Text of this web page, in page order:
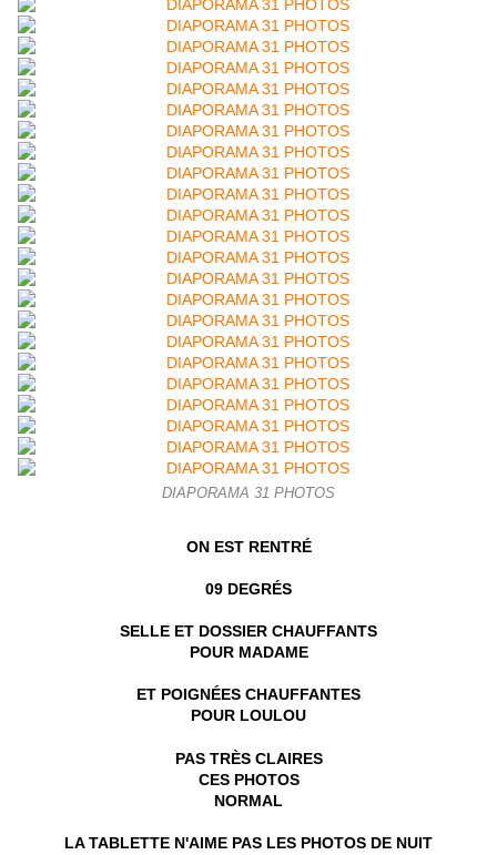
DIAPORAMA 31 PHOTOS
ON EST RENTRÉ
09 DEGRÉS
SELLE ET DOSSIER CHAUFFANTS
POUR MADAME
ET POIGNÉES CHAUFFANTES
POUR LOULOU
PAS TRÈS CLAIRES
CES PHOTOS
NORMAL
LA TABLETTE N'AIME PAS LES PHOTOS DE NUIT